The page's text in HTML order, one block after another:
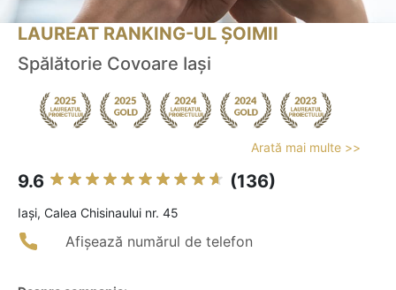
LAUREAT RANKING-UL ȘOIMII
Spălătorie Covoare Iași
Arată mai multe >>
9.6 (136)
Iaşi, Calea Chisinaului nr. 45
Afișează numărul de telefon